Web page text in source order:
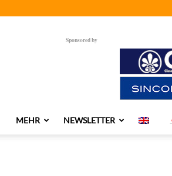
Sponsored by
MEHR NEWSLETTER